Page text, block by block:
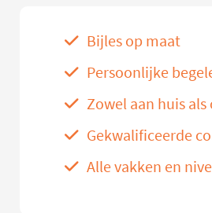
Bijles op maat
Persoonlijke
Zowel aan huis
Gekwalificeerde
Alle vakken en